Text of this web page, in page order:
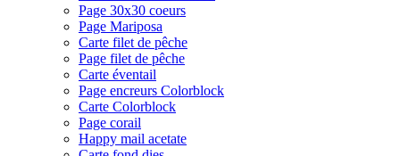
Page 30x30 coeurs
Page Mariposa
Carte filet de pêche
Page filet de pêche
Carte éventail
Page encreurs Colorblock
Carte Colorblock
Page corail
Happy mail acetate